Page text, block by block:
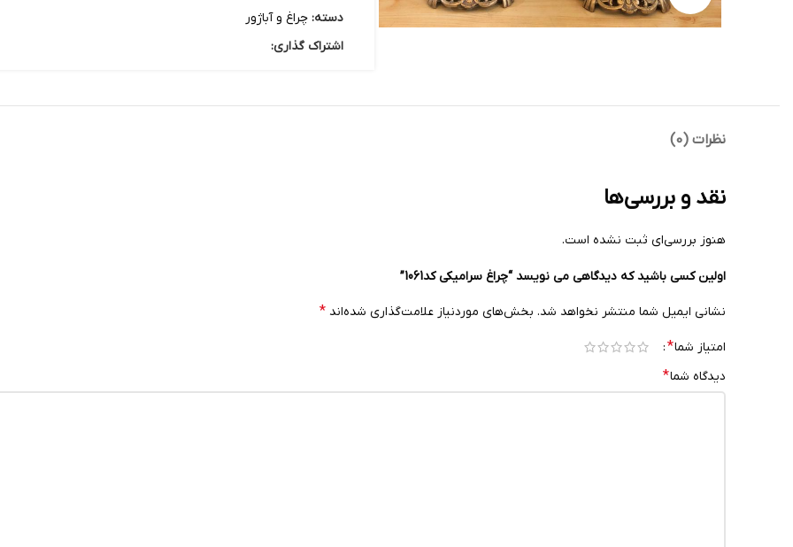
دسته: چراغ و آباژور
اشتراک گذاری:
نظرات (0)
نقد و بررسی‌ها
هنوز بررسی‌ای ثبت نشده است.
اولین کسی باشید که دیدگاهی می نویسد “چراغ سرامیکی کد1061”
نشانی ایمیل شما منتشر نخواهد شد. بخش‌های موردنیاز علامت‌گذاری شده‌اند *
امتیاز شما*
دیدگاه شما*